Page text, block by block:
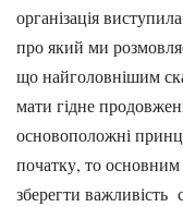
організація
про який ми
що найголовнішим
мати гідне
основоположні
початку, то основним
зберегти важливість